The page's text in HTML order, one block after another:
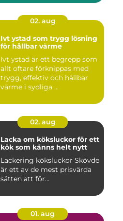
02. aug
Ivt ystad som trygg lösning
för hållbar värme
Ivt ystad är ett begrepp som
allt oftare förknippas med
trygg, effektiv och hållbar
värme i sydliga ...
02. aug
Lacka om köksluckor för ett
kök som känns helt nytt
Lackering köksluckor Skövde
är ett av de mest prisvärda
sätten att för...
01. aug